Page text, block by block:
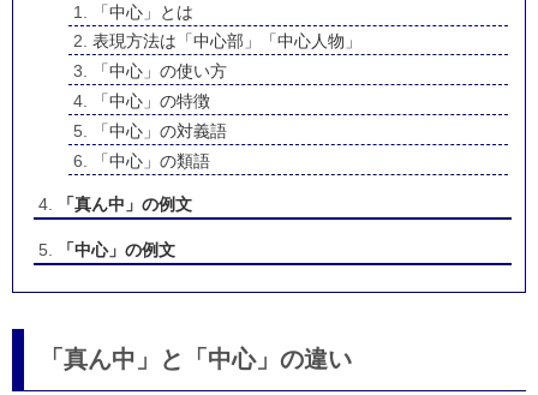
「中心」とは
表現方法は「中心部」「中心人物」
「中心」の使い方
「中心」の特徴
「中心」の対義語
「中心」の類語
「真ん中」の例文
「中心」の例文
「真ん中」と「中心」の違い